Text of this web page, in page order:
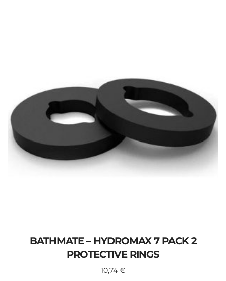
BATHMATE – HYDROMAX 7 PACK 2
PROTECTIVE RINGS
10,74 €